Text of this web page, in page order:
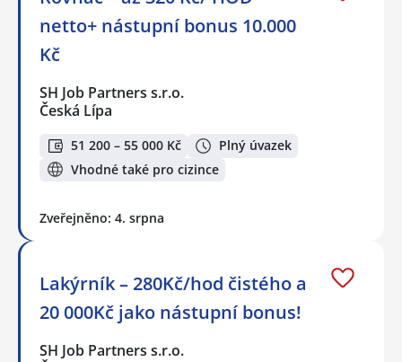
netto+ nástupní bonus 10.000
Kč
SH Job Partners s.r.o.
Česká Lípa
51 200 – 55 000 Kč
Plný úvazek
Vhodné také pro cizince
Zveřejněno: 4. srpna
Lakýrník – 280Kč/hod čistého a
20 000Kč jako nástupní bonus!
SH Job Partners s.r.o.